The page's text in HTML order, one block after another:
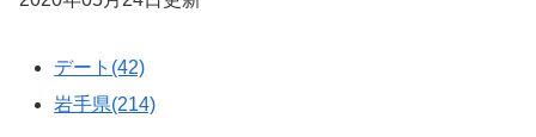
デート(42)
岩手県(214)